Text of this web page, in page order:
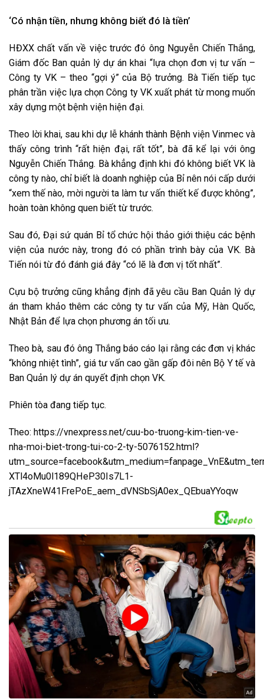
‘Có nhận tiền, nhưng không biết đó là tiền’
HĐXX chất vấn về việc trước đó ông Nguyễn Chiến Thắng,
Giám đốc Ban quản lý dự án khai “lựa chọn đơn vị tư vấn –
Công ty VK – theo “gợi ý” của Bộ trưởng. Bà Tiến tiếp tục
phân trần việc lựa chọn Công ty VK xuất phát từ mong muốn
xây dựng một bệnh viện hiện đại.
Theo lời khai, sau khi dự lễ khánh thành Bệnh viện Vinmec và
thấy công trình “rất hiện đại, rất tốt”, bà đã kể lại với ông
Nguyễn Chiến Thắng. Bà khẳng định khi đó không biết VK là
công ty nào, chỉ biết là doanh nghiệp của Bỉ nên nói cấp dưới
“xem thế nào, mời người ta làm tư vấn thiết kế được không”,
hoàn toàn không quen biết từ trước.
Sau đó, Đại sứ quán Bỉ tổ chức hội thảo giới thiệu các bệnh
viện của nước này, trong đó có phần trình bày của VK. Bà
Tiến nói từ đó đánh giá đây “có lẽ là đơn vị tốt nhất”.
Cựu bộ trưởng cũng khẳng định đã yêu cầu Ban Quản lý dự
án tham khảo thêm các công ty tư vấn của Mỹ, Hàn Quốc,
Nhật Bản để lựa chọn phương án tối ưu.
Theo bà, sau đó ông Thắng báo cáo lại rằng các đơn vị khác
“không nhiệt tình”, giá tư vấn cao gần gấp đôi nên Bộ Y tế và
Ban Quản lý dự án quyết định chọn VK.
Phiên tòa đang tiếp tục.
Theo: https://vnexpress.net/cuu-bo-truong-kim-tien-ve-
nha-moi-biet-trong-tui-co-2-ty-5076152.html?
XTl4oMu0l189QHeP30Is7L1-
jTAzXneW41FrePoE_aem_dVNSbSjA0ex_QEbuaYYoqw